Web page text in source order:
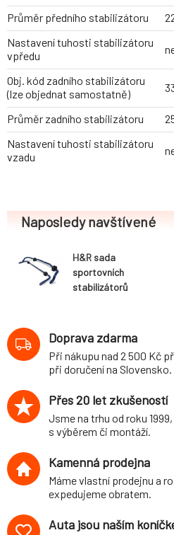
Průměr předního stabilizátoru
Nastavení tuhosti stabilizátoru
vpředu
Obj. kód zadního stabilizátoru
(lze objednat samostatně)
Průměr zadního stabilizátoru
Nastavení tuhosti stabilizátoru
vzadu
Naposledy navštívené
H&R sada
sportovních
stabilizátorů
Polo (9N) 3-dvéř.,
5-dvéř., 2WD, r.v.
11/01-, průměr 22
mm/25 mm,
stabilizátoru pro
použití s
podvozkem H&R
Doprava zdarma
Při nákupu nad 2 500 Kč
při doručení na Slovensko.
Přes 20 let zkušeností
Jsme na trhu od roku
s výběrem či montáží.
Kamenná prodejna
Máme vlastní prodejnu a
expedujeme obratem.
Auta jsou naším